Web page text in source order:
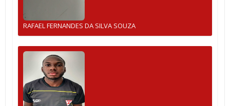
RAFAEL FERNANDES DA SILVA SOUZA